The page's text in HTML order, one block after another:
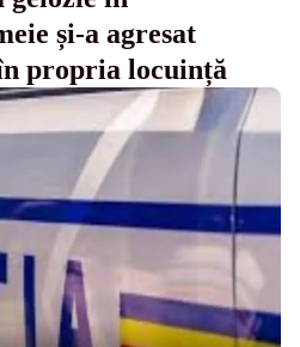
și-a agresat
propria locuință